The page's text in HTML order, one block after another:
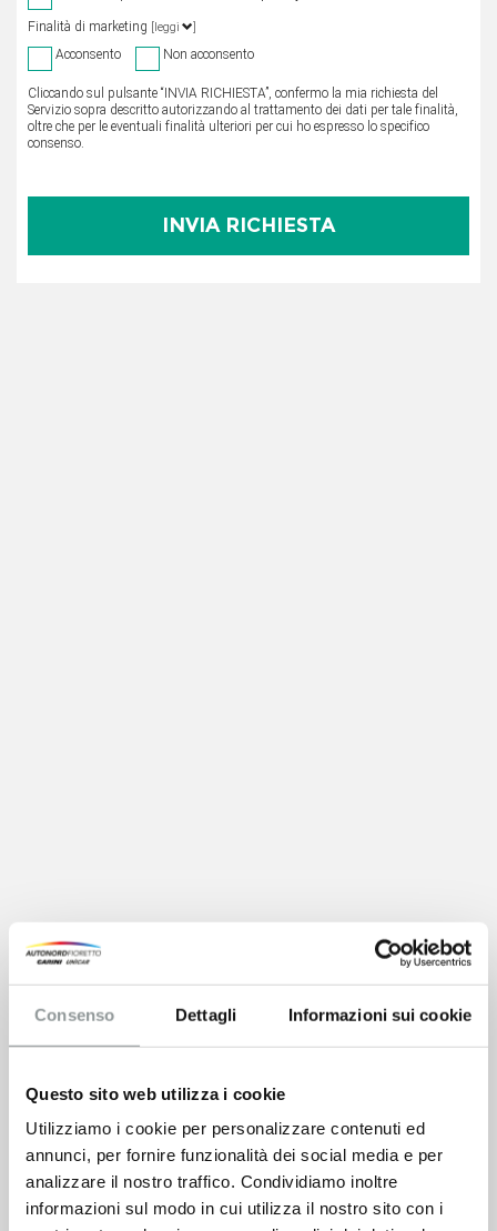
Consenso Dettagli Informazioni sui cookie
Questo sito web utilizza i cookie
Utilizziamo i cookie per personalizzare contenuti ed
annunci, per fornire funzionalità dei social media e per
analizzare il nostro traffico. Condividiamo inoltre
informazioni sul modo in cui utilizza il nostro sito con i
Finalità di marketing [leggi
Acconsento Non acconsento
Cliccando sul pulsante “INVIA RICHIESTA”, confermo la mia richiesta del
Servizio sopra descritto autorizzando al trattamento dei dati per tale finalità,
oltre che per le eventuali finalità ulteriori per cui ho espresso lo specifico
consenso.